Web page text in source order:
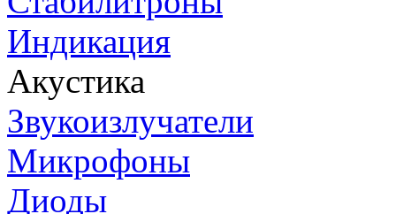
Индикация
Акустика
Звукоизлучатели
Микрофоны
Диоды